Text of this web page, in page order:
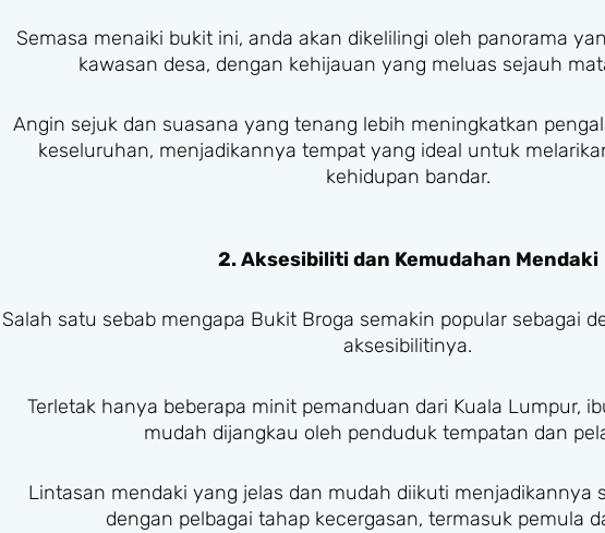
Semasa menaiki bukit ini, anda akan dikelilingi oleh panorama
kawasan desa, dengan kehijauan yang meluas sejauh
Angin sejuk dan suasana yang tenang lebih meningkatkan
keseluruhan, menjadikannya tempat yang ideal untuk
kehidupan bandar.
2. Aksesibiliti dan Kemudahan Mendaki
Salah satu sebab mengapa Bukit Broga semakin popular sebagai
aksesibilitinya.
Terletak hanya beberapa minit pemanduan dari Kuala Lumpur,
mudah dijangkau oleh penduduk tempatan dan
Lintasan mendaki yang jelas dan mudah diikuti menjadikannya
dengan pelbagai tahap kecergasan, termasuk pemula